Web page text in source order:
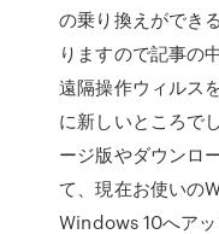
の乗り換えができ
りますので記事の
遠隔操作ウィルス
に新しいところで
ージ版やダウンロ
て、現在お使いの
Windows 10へア